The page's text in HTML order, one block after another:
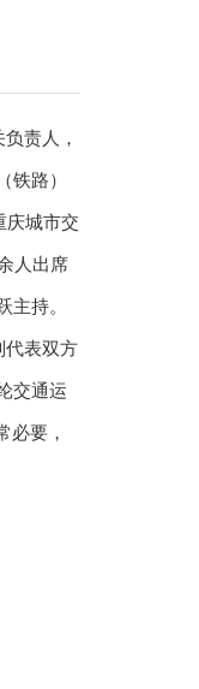
责人，
路）
庆城市交
人出席
持。
表双方
交通运
必要，